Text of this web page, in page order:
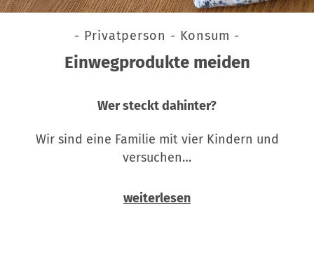
- Privatperson - Konsum -
Einwegprodukte meiden
Wer steckt dahinter?
Wir sind eine Familie mit vier Kindern und
versuchen…
weiterlesen